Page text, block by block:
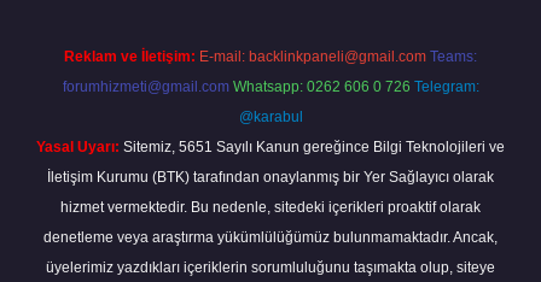
Reklam ve İletişim: E-mail: backlinkpaneli@gmail.com Teams:
forumhizmeti@gmail.com Whatsapp: 0262 606 0 726 Telegram:
@karabul
Yasal Uyarı: Sitemiz, 5651 Sayılı Kanun gereğince Bilgi Teknolojileri ve
İletişim Kurumu (BTK) tarafından onaylanmış bir Yer Sağlayıcı olarak
hizmet vermektedir. Bu nedenle, sitedeki içerikleri proaktif olarak
denetleme veya araştırma yükümlülüğümüz bulunmamaktadır. Ancak,
üyelerimiz yazdıkları içeriklerin sorumluluğunu taşımakta olup, siteye